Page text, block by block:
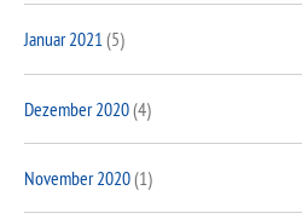
Januar 2021(5)
Dezember 2020(4)
November 2020(1)